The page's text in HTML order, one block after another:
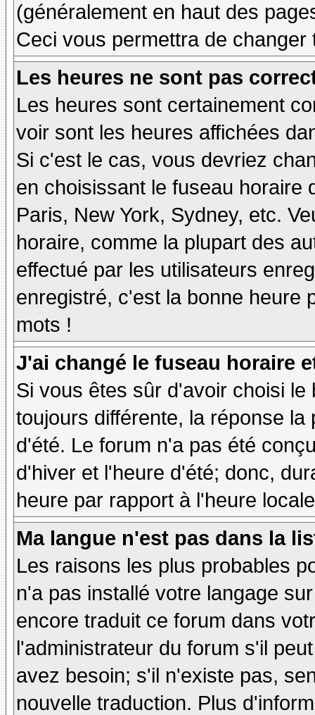
(généralement en haut des
Ceci vous permettra de
Les heures ne sont pas
Les heures sont certainement
voir sont les heures affichées
Si c'est le cas, vous devriez
en choisissant le fuseau horaire
Paris, New York, Sydney, etc.
horaire, comme la plupart des
effectué par les utilisateurs
enregistré, c'est la bonne heure
mots !
J'ai changé le fuseau horaire
Si vous êtes sûr d'avoir choisi
toujours différente, la réponse
d'été. Le forum n'a pas été
d'hiver et l'heure d'été; donc,
heure par rapport à l'heure
Ma langue n'est pas dans la
Les raisons les plus probables
n'a pas installé votre langage
encore traduit ce forum dans
l'administrateur du forum s'il
avez besoin; s'il n'existe pas,
nouvelle traduction. Plus